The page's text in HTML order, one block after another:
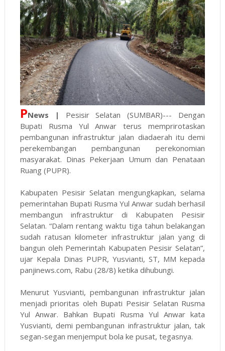
PNews | Pesisir Selatan (SUMBAR)--- Dengan
Bupati Rusma Yul Anwar terus memprirotaskan
pembangunan infrastruktur jalan diadaerah itu demi
perekembangan pembangunan perekonomian
masyarakat. Dinas Pekerjaan Umum dan Penataan
Ruang (PUPR).
Kabupaten Pesisir Selatan mengungkapkan, selama
pemerintahan Bupati Rusma Yul Anwar sudah berhasil
membangun infrastruktur di Kabupaten Pesisir
Selatan. “Dalam rentang waktu tiga tahun belakangan
sudah ratusan kilometer infrastruktur jalan yang di
bangun oleh Pemerintah Kabupaten Pesisir Selatan”,
ujar Kepala Dinas PUPR, Yusvianti, ST, MM kepada
panjinews.com, Rabu (28/8) ketika dihubungi.
Menurut Yusvianti, pembangunan infrastruktur jalan
menjadi prioritas oleh Bupati Pesisir Selatan Rusma
Yul Anwar. Bahkan Bupati Rusma Yul Anwar kata
Yusvianti, demi pembangunan infrastruktur jalan, tak
segan-segan menjemput bola ke pusat, tegasnya.